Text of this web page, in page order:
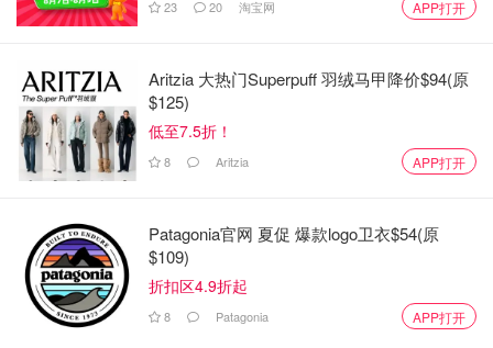
23 20 淘宝网 APP打开
Aritzia 大热门Superpuff 羽绒马甲降价$94(原
$125)
低至7.5折！
8 Aritzia APP打开
Patagonia官网 夏促 爆款logo卫衣$54(原
$109)
折扣区4.9折起
8 Patagonia APP打开